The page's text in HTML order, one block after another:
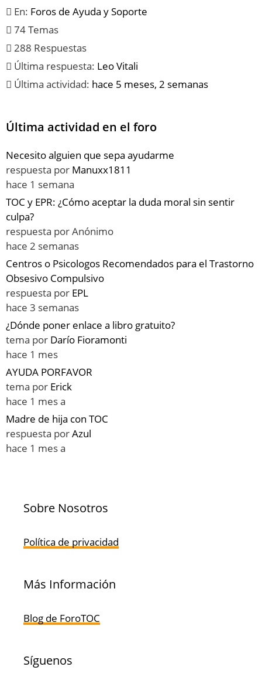
En: Foros de Ayuda y Soporte
74 Temas
288 Respuestas
Última respuesta: Leo Vitali
Última actividad: hace 5 meses, 2 semanas
Última actividad en el foro
Necesito alguien que sepa ayudarme
respuesta por Manuxx1811
hace 1 semana
TOC y EPR: ¿Cómo aceptar la duda moral sin sentir
culpa?
respuesta porAnónimo
hace 2 semanas
Centros o Psicologos Recomendados para el Trastorno
Obsesivo Compulsivo
respuesta por EPL
hace 3 semanas
¿Dónde poner enlace a libro gratuito?
tema por Darío Fioramonti
hace 1 mes
AYUDA PORFAVOR
tema por Erick
hace 1 mes a
Madre de hija con TOC
respuesta porAzul
hace 1 mes a
Sobre Nosotros
Política de privacidad
Más Información
Blog de ForoTOC
Síguenos